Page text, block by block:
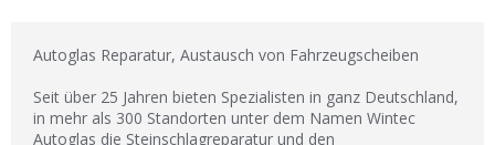
Autoglas Reparatur, Austausch von Fahrzeugscheiben
Seit über 25 Jahren bieten Spezialisten in ganz Deutschland,
in mehr als 300 Standorten unter dem Namen Wintec
Autoglas die Steinschlagreparatur und den